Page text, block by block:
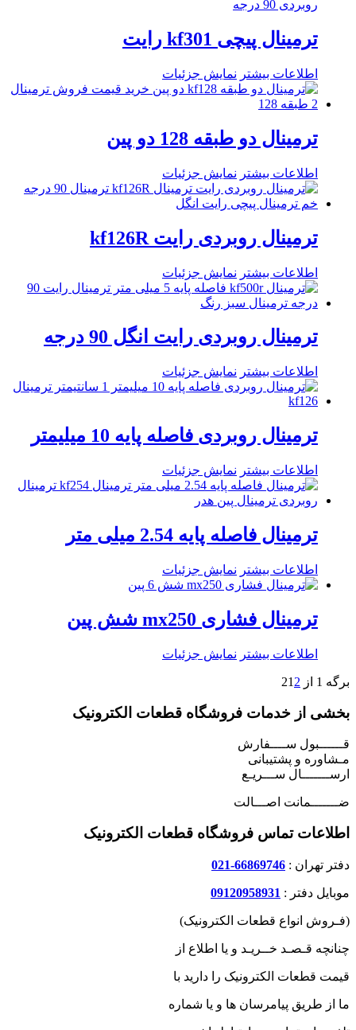
ترمینال پیچی kf301 رایت
اطلاعات بیشتر نمایش جزئیات
ترمینال دو طبقه 128 دو پین
اطلاعات بیشتر نمایش جزئیات
ترمینال روبردی رایت kf126R
اطلاعات بیشتر نمایش جزئیات
ترمینال روبردی رایت انگل 90 درجه
اطلاعات بیشتر نمایش جزئیات
ترمینال روبردی فاصله پایه 10 میلیمتر
اطلاعات بیشتر نمایش جزئیات
ترمینال فاصله پایه 2.54 میلی متر
اطلاعات بیشتر نمایش جزئیات
ترمینال فشاری mx250 شش پین
اطلاعات بیشتر نمایش جزئیات
برگه 1 از 2 1 2
بخشی از خدمات فروشگاه قطعات الکترونیک
قــــــبول ســــفارش
مـشاوره و پشتیبانی
ارســـــــال ســـریـع
ضـــــــمانت اصـــالت
اطلاعات تماس فروشگاه قطعات الکترونیک
دفتر تهران : 66869746-021
موبایل دفتر : 09120958931
(فـروش انواع قطعات الکترونیک)
چنانچه قـصـد خــریـد و یا اطلاع از
قیمت قطعات الکترونیک را دارید با
ما از طریق پیامرسان ها و یا شماره